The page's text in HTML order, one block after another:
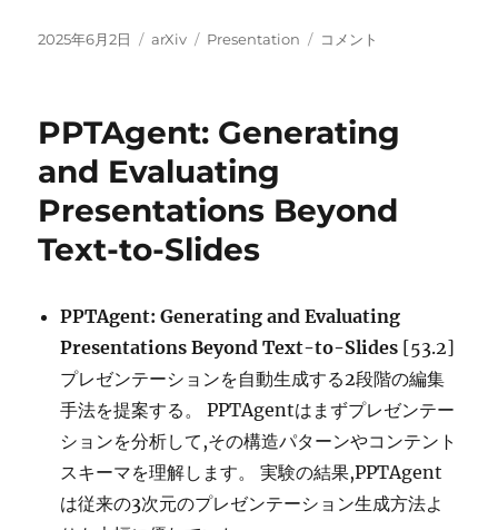
投
2025年6月2日
カ
ー
arXiv
タ
Presentation
Paper2Poster:
Automation
Papers
に
コメント
PPTAgent: Generating
and Evaluating
Presentations Beyond
Text-to-Slides
PPTAgent: Generating and Evaluating
Presentations Beyond Text-to-Slides [53.2]
プレゼンテーションを自動生成する2段階の編集
手法を提案する。 PPTAgentはまずプレゼンテー
ションを分析して,その構造パターンやコンテント
スキーマを理解します。 実験の結果,PPTAgent
は従来の3次元のプレゼンテーション生成方法よ